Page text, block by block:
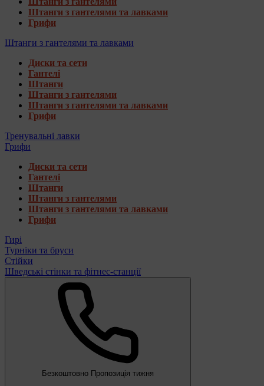
Штанги з гантелями та лавками
Грифи
Штанги з гантелями та лавками
Диски та сети
Гантелі
Штанги
Штанги з гантелями
Штанги з гантелями та лавками
Грифи
Тренувальні лавки
Грифи
Диски та сети
Гантелі
Штанги
Штанги з гантелями
Штанги з гантелями та лавками
Грифи
Гирі
Турніки та бруси
Стійки
Шведські стінки та фітнес-станції
Безкоштовно Пропозиція тижня